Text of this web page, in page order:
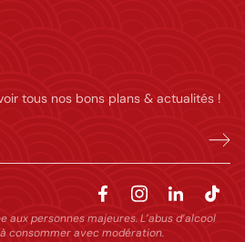
tous nos bons plans & actualités !
aux personnes majeures. L’abus d’alcool
consommer avec modération.